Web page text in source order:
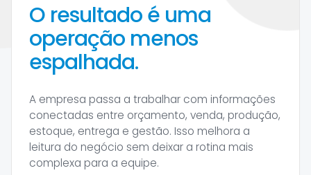
O resultado é uma
operação menos
espalhada.
A empresa passa a trabalhar com informações
conectadas entre orçamento, venda, produção,
estoque, entrega e gestão. Isso melhora a
leitura do negócio sem deixar a rotina mais
complexa para a equipe.